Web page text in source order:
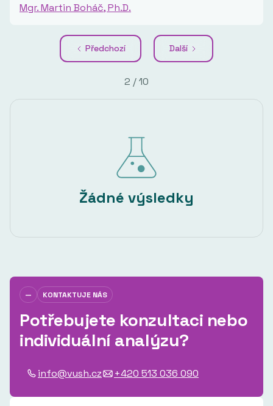
Mgr. Martin Boháč, Ph.D.
Předchozí Další
2 / 10
Žádné výsledky
— KONTAKTUJE NÁS
Potřebujete konzultaci nebo
individuální analýzu?
info@vush.cz +420 513 036 090